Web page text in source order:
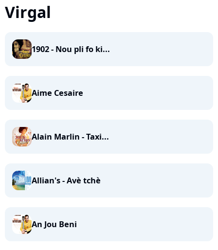
Virgal
1902 - Nou pli fo ki...
Aime Cesaire
Alain Marlin - Taxi...
Allian's - Avè tchè
An Jou Beni